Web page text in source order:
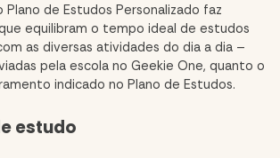
Plano de Estudos Personalizado faz
equilibram o tempo ideal de estudos
as diversas atividades do dia a dia –
pela escola no Geekie One, quanto o
indicado no Plano de Estudos.
estudo